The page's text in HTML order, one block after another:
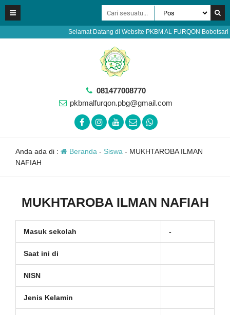
Selamat Datang di Website PKBM AL FURQON
081477008770
pkbmalfurqon.pbg@gmail.com
Anda ada di : Beranda - Siswa - MUKHTAROBA ILMAN
NAFIAH
MUKHTAROBA ILMAN NAFIAH
Masuk sekolah -
Saat ini di
NISN
Jenis Kelamin